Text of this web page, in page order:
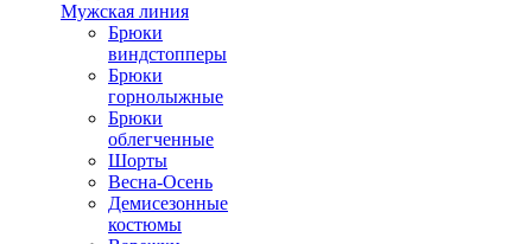
Мужская линия
Брюки
виндстопперы
Брюки
горнолыжные
Брюки
облегченные
Шорты
Весна-Осень
Демисезонные
костюмы